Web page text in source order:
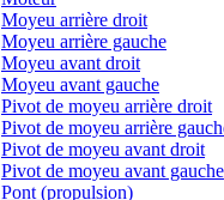
Moyeu arrière droit
Moyeu arrière gauche
Moyeu avant droit
Moyeu avant gauche
Pivot de moyeu arrière droit
Pivot de moyeu arrière
Pivot de moyeu avant droit
Pivot de moyeu avant gauche
Pont (propulsion)